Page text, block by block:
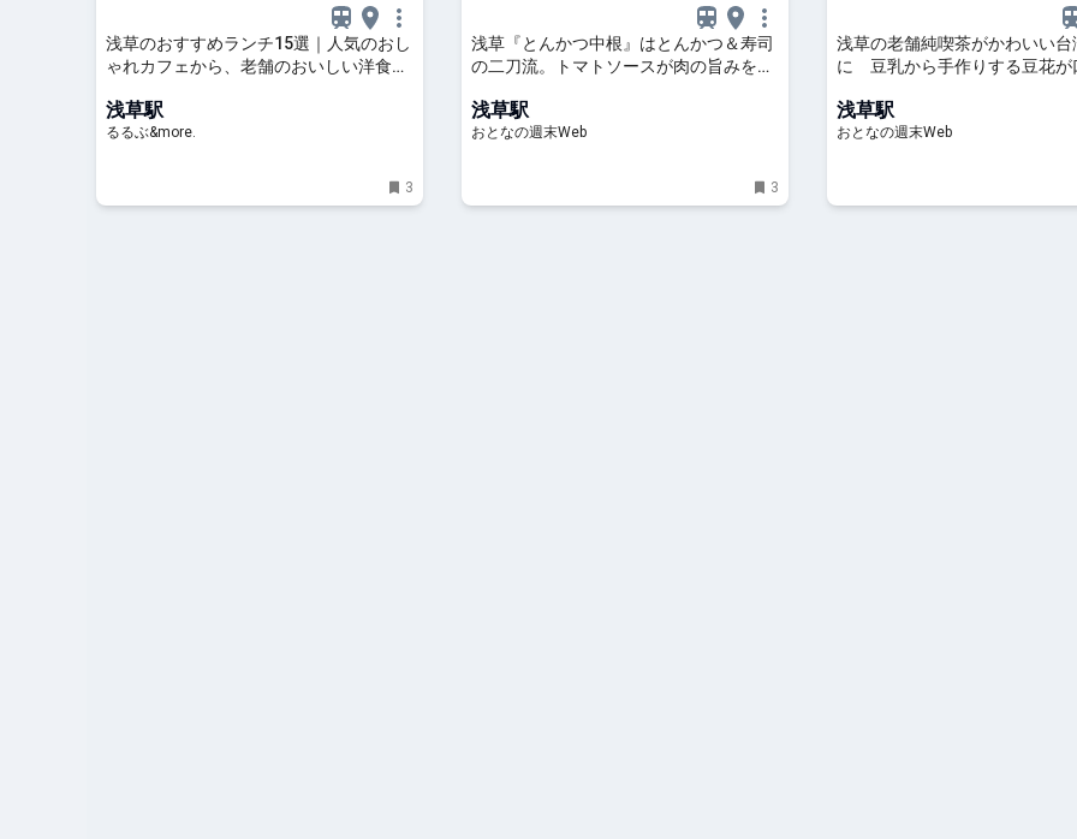
浅草のおすすめランチ15選｜人気のおし
ゃれカフェから、老舗のおいしい洋食、
浅草駅
るるぶ&more.
3
浅草『とんかつ中根』はとんかつ＆寿司
の二刀流。トマトソースが肉の旨みを引
浅草駅
おとなの週末Web
3
浅草の老舗純喫茶がかわいい台
に 豆乳から手作りする豆花が
浅草駅
おとなの週末Web